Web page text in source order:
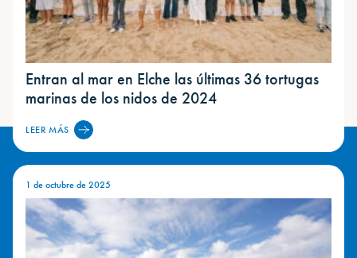
Entran al mar en Elche las últimas 36 tortugas
marinas de los nidos de 2024
LEER MÁS
1 de octubre de 2025